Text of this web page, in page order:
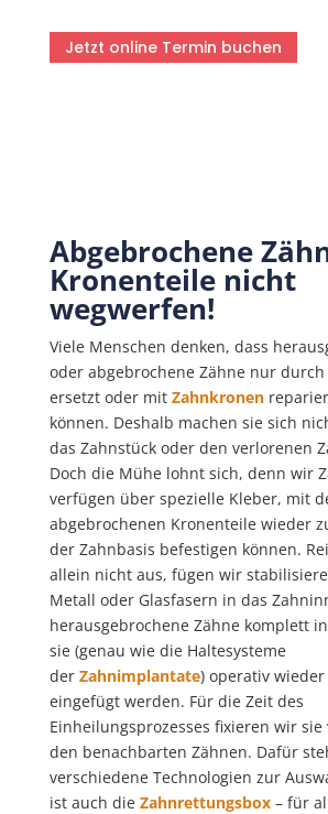
Jetzt online Termin buchen
Abgebrochene
Kronenteile nicht
wegwerfen!
Viele Menschen denken, dass
oder abgebrochene Zähne nur durch
ersetzt oder mit Zahnkronen
können. Deshalb machen sie sich
das Zahnstück oder den verlorenen
Doch die Mühe lohnt sich, denn wir
verfügen über spezielle Kleber, mit
abgebrochenen Kronenteile wieder
der Zahnbasis befestigen können.
allein nicht aus, fügen wir
Metall oder Glasfasern in das
herausgebrochene Zähne komplett
sie (genau wie die Haltesysteme
der Zahnimplantate) operativ
eingefügt werden. Für die Zeit des
Einheilungsprozesses fixieren wir
den benachbarten Zähnen. Dafür
verschiedene Technologien zur
ist auch die Zahnrettungsbox – für